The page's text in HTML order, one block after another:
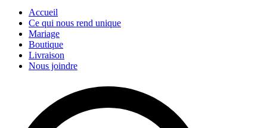
Accueil
Ce qui nous rend unique
Mariage
Boutique
Livraison
Nous joindre